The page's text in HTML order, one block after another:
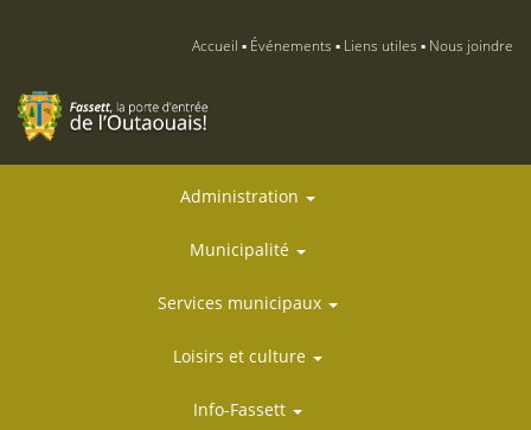
Accueil Événements Liens utiles Nous joindre
Administration
Municipalité
Services municipaux
Loisirs et culture
Info-Fassett